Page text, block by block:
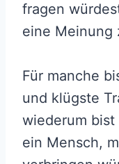
fragen
eine Meinung
Für manche
und klügste
wiederum
ein Mensch,